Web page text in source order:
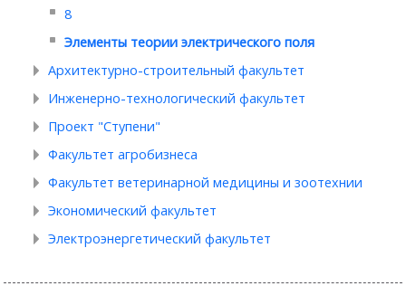
8
Элементы теории электрического поля
Архитектурно-строительный факультет
Инженерно-технологический факультет
Проект "Ступени"
Факультет агробизнеса
Факультет ветеринарной медицины и зоотехнии
Экономический факультет
Электроэнергетический факультет